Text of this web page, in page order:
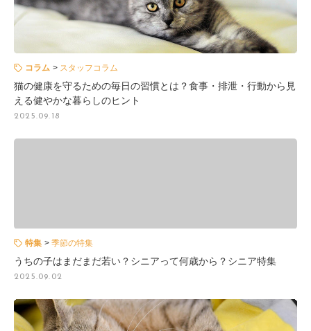
コラム スタッフコラム
猫の健康を守るための毎日の習慣とは？食事・排泄・行動から見
える健やかな暮らしのヒント
2025.09.18
特集 季節の特集
うちの子はまだまだ若い？シニアって何歳から？シニア特集
2025.09.02